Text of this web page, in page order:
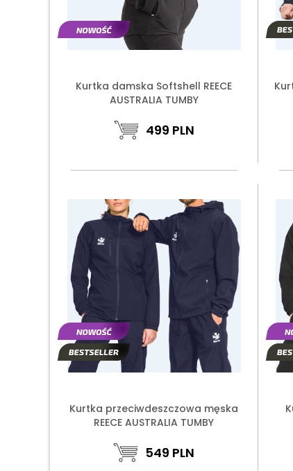
Kurtka damska Softshell REECE
AUSTRALIA TUMBY
499 PLN
Kurtka przeciwdeszczowa męska
REECE AUSTRALIA TUMBY
549 PLN